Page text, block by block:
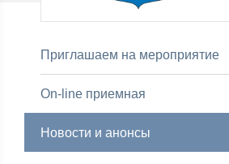
Приглашаем на мероприятие
On-line приемная
Новости и анонсы